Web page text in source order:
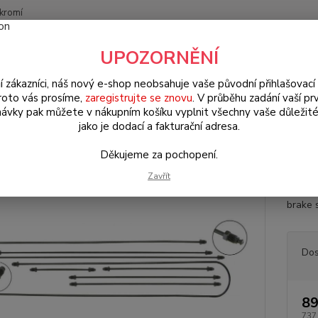
Hledat
Typ 3 (1961 » 73) Brzdy & řízení (Brake & steering parts)
brzd 2-okruh/kit - Typ 3
brake
737
UPOZORNĚNÍ
zákazníci, náš nový e-shop neobsahuje vaše původní přihlašovací
vás prosíme, zaregistrujte se znovu. V průběhu zadání vaší
pak můžete v nákupním košíku vyplnit všechny vaše
jako je dodací a fakturační adresa.
Děkujeme za pochopení.
Zavřít